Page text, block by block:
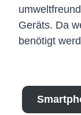
Geräts. Da
benötigt